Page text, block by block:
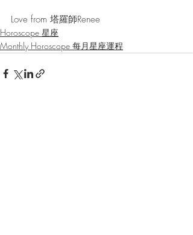
Love from 塔羅師Renee
Horoscope 星座
Monthly Horoscope 每月星座運程